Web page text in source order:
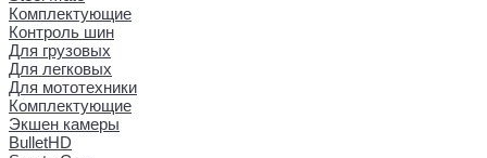
Комплектующие
Контроль шин
Для грузовых
Для легковых
Для мототехники
Комплектующие
Экшен камеры
BulletHD